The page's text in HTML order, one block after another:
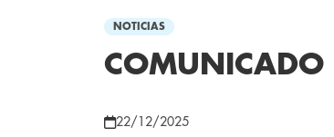
NOTICIAS
COMUNICADO
22/12/2025